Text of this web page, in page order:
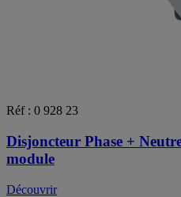
Réf : 0 928 23
Disjoncteur Phase +
module
Découvrir